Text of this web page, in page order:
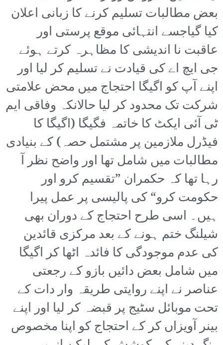
بعض مطالبات تسلیم کرنے کا زبانی اعلان
کیا گیاجسے انتہائی موقع پرستی اور
عاقبت نا اندیشی کا مظاہرہ کرتے ہوئے
جی ایچ اے کی قیادت نے تسلیم کر لیا اور
اپنے آپ کو اگیگا احتجاج میں محض علامتی
شرکت تک محدود کر لیا حالانکہ وفاقی ایم
ٹی آئی ایکٹ کا خاتمہ فگیگا (اگیگا کا
فیڈرل ملازمین پر مشتمل حصہ) کے بنیادی
مطالبات میں شامل تھا اور واضح نظر آ
رہا تھا کہ حکمران ”تقسیم کرو اور
حکومت کرو“ کی پالیسی پر عمل پیرا
ہیں۔ اسی طرح احتجاج کے دوران بھی
شیلنگ ختم ہونے کے بعد مرکزی قائدین
کی عدم موجودگی کا فائدہ اٹھا کر اگیگا
میں شامل بعض دائیں بازو کے رجعتی
عناصر نے اپنے روایتی طریقہ وار دات کے
تحت موبائل سٹیج پر قبضہ کر لیا اور اپنے
بینر آویزاں کر کے احتجاج کو اپنا مخصوص